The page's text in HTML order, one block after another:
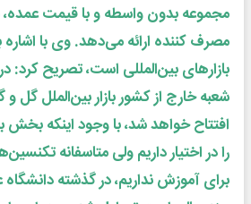
مجموعه بدون واسطه و با قیمت
مصرف کننده ارائه می‌دهد. وی با
بازارهای بین‌المللی است، تصریح کرد:
شعبه خارج از کشور بازار بین‌الملل گل و
افتتاح خواهد شد، با وجود اینکه بخش
را در اختیار داریم ولی متاسفانه
برای آموزش نداریم، در گذشته دانشگاه